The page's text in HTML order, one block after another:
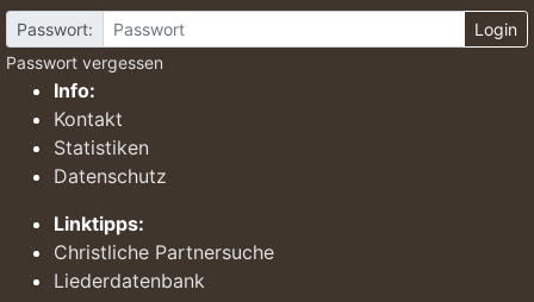
Passwort:
Login
Passwort vergessen
Info:
Kontakt
Statistiken
Datenschutz
Linktipps:
Christliche Partnersuche
Liederdatenbank